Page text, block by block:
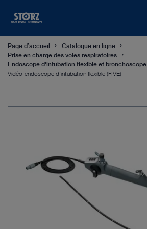
Page d’accueil
Catalogue en ligne
Prise en charge des voies respiratoires
Endoscope d'intubation flexible et bronchoscope
Vidéo-endoscope d'intubation flexible (FIVE)